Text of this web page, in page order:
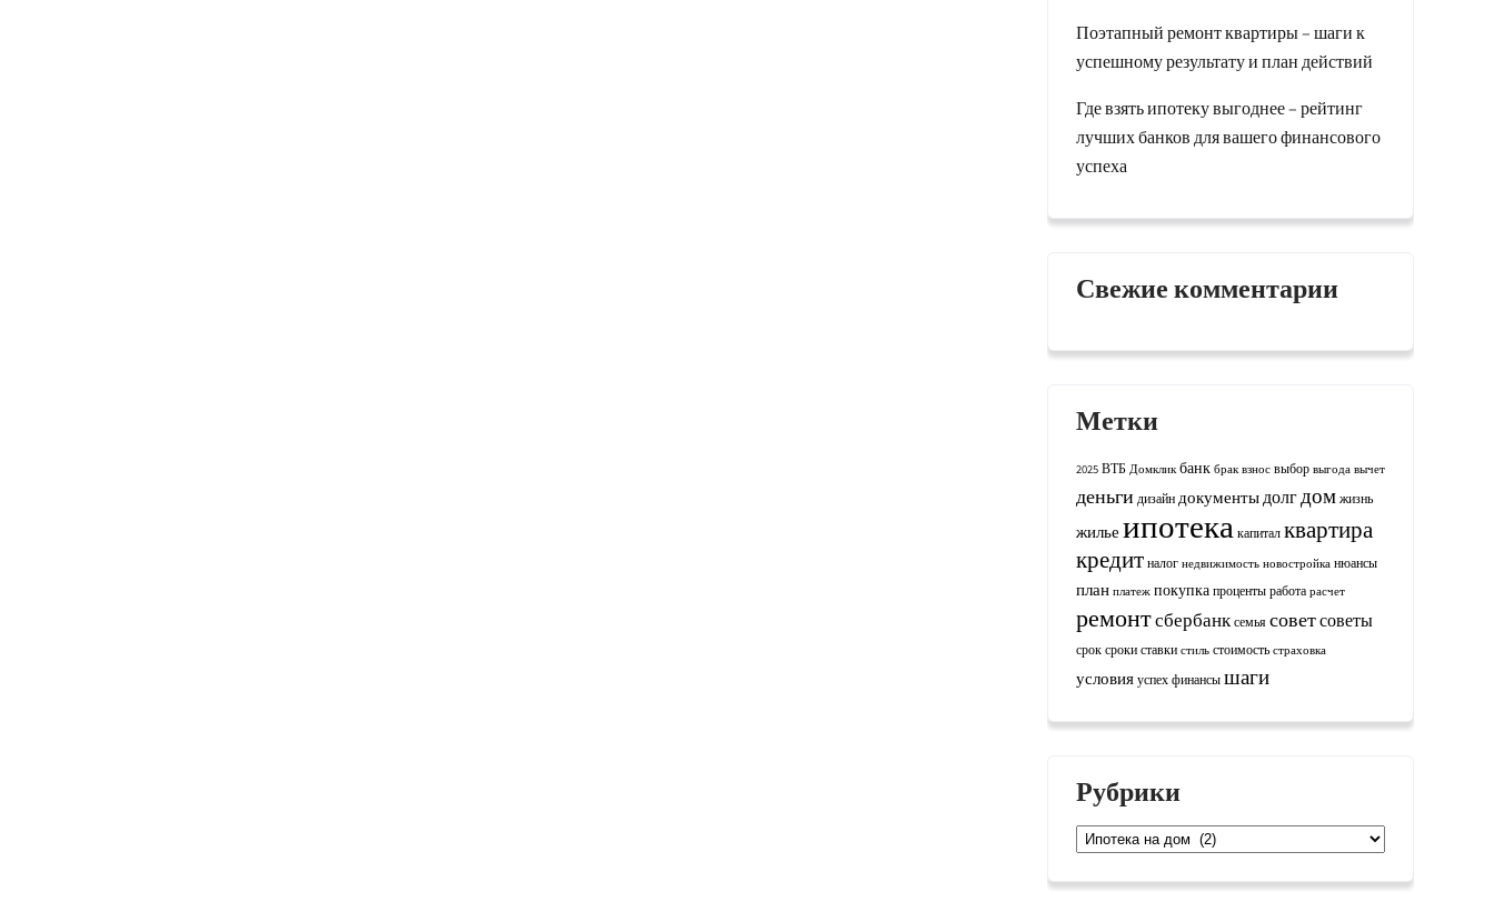
Поэтапный ремонт квартиры – шаги к
успешному результату и план действий
Где взять ипотеку выгоднее – рейтинг
лучших банков для вашего финансового
успеха
Свежие комментарии
Метки
2025 ВТБ Домклик банк брак взнос выбор выгода вычет
деньги дизайндокументыдолгдомжизнь
жилье ипотекакапиталквартира
кредитналог недвижимость новостройка нюансы
план платеж покупкапроцентыработа расчет
ремонтсбербанксемьясоветсоветы
сроксрокиставки стиль стоимость страховка
условияуспехфинансышаги
Рубрики
Рубрики